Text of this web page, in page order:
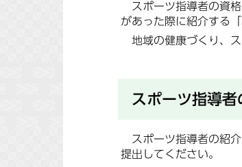
スポーツ指導者の資格
があった際に紹介する
地域の健康づくり、ス
スポーツ指導者
スポーツ指導者の紹介
提出してください。